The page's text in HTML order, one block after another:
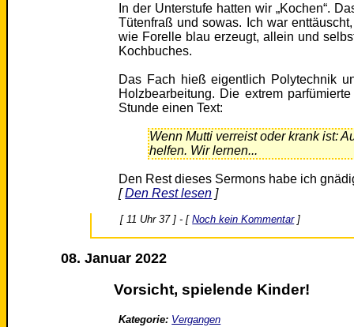
In der Unterstufe hatten wir „Kochen“.
Tütenfraß und sowas. Ich war
wie Forelle blau erzeugt, allein und
Kochbuches.
Das Fach hieß eigentlich Polytechnik
Holzbearbeitung. Die extrem
Stunde einen Text:
Wenn Mutti verreist oder krank ist:
helfen. Wir lernen...
Den Rest dieses Sermons habe ich
[Den Rest lesen ]
[ 11 Uhr 37 ] - [Noch kein Kommentar]
08. Januar 2022
Vorsicht, spielende Kinder!
Kategorie: Vergangen